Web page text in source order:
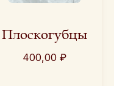
Плоскогубцы
400,00 ₽